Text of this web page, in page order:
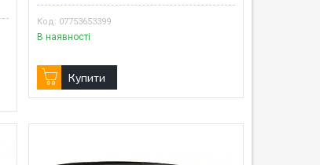
07753653399
В наявності
Купити